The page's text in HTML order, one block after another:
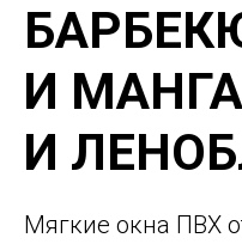
И
И
Мягкие окна ПВХ